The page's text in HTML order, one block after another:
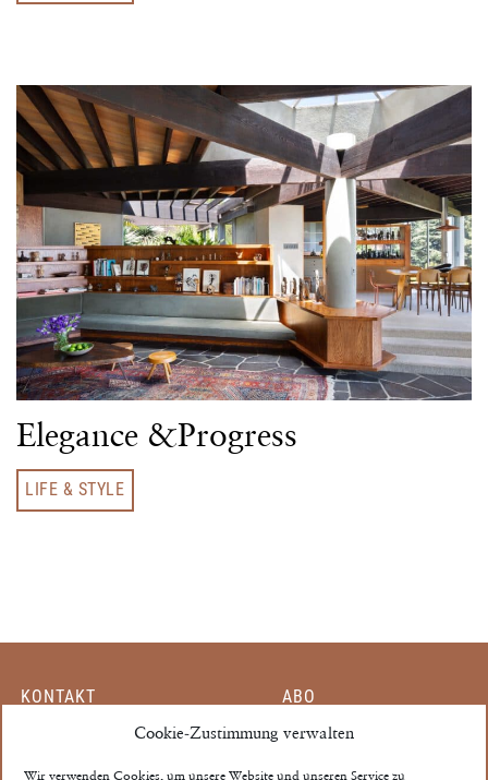
Cookie-Zustimmung verwalten
Wir verwenden Cookies, um unsere Website und unseren Service zu
Elegance &Progress
LIFE & STYLE
KONTAKT
PARTNER
ABO
EINZELHEFT
MEIN KONTO